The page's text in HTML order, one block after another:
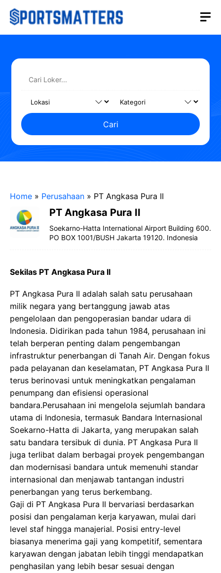
Langsung
Cari
Home » Perusahaan » PT Angkasa Pura II
PT Angkasa Pura II
Soekarno-Hatta International Airport Building 600.
PO BOX 1001/BUSH Jakarta 19120. Indonesia
Sekilas PT Angkasa Pura II
PT Angkasa Pura II adalah salah satu perusahaan
milik negara yang bertanggung jawab atas
pengelolaan dan pengoperasian bandar udara di
Indonesia. Didirikan pada tahun 1984, perusahaan ini
telah berperan penting dalam pengembangan
infrastruktur penerbangan di Tanah Air. Dengan fokus
pada pelayanan dan keselamatan, PT Angkasa Pura II
terus berinovasi untuk meningkatkan pengalaman
penumpang dan efisiensi operasional
bandara.Perusahaan ini mengelola sejumlah bandara
utama di Indonesia, termasuk Bandara Internasional
Soekarno-Hatta di Jakarta, yang merupakan salah
satu bandara tersibuk di dunia. PT Angkasa Pura II
juga terlibat dalam berbagai proyek pengembangan
dan modernisasi bandara untuk memenuhi standar
internasional dan menjawab tantangan industri
penerbangan yang terus berkembang.
Gaji di PT Angkasa Pura II bervariasi berdasarkan
posisi dan pengalaman kerja karyawan, mulai dari
level staf hingga manajerial. Posisi entry-level
biasanya menerima gaji yang kompetitif, sementara
karyawan dengan jabatan lebih tinggi mendapatkan
penghasilan yang lebih besar sesuai dengan